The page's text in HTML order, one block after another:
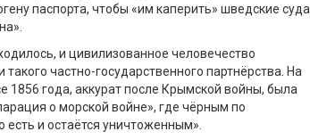
паспорта, чтобы «им каперить» шведские суда
а».
, и цивилизованное человечество
такого частно-государственного партнёрства. На
1856 года, аккуратпосле Крымской войны, была
о морской войне», где чёрным по
есть и остаётся уничтоженным».